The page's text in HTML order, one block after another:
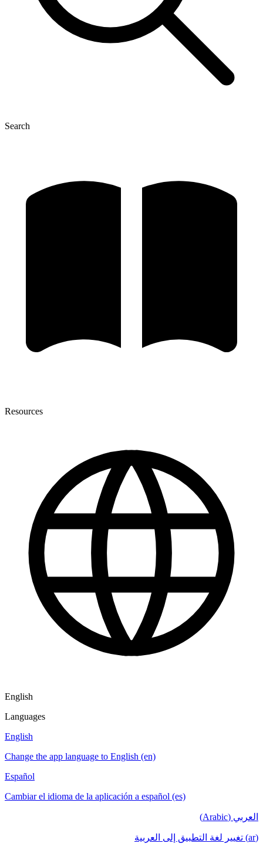
Search
Resources
English
Languages
English
Change the app language to English (en)
Español
Cambiar el idioma de la aplicación a español (es)
العربي (Arabic)
(ar) تغيير لغة التطبيق إلى العربية